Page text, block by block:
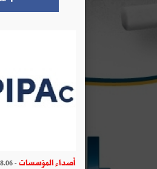
أصداء المؤسسات - 2026.08.06